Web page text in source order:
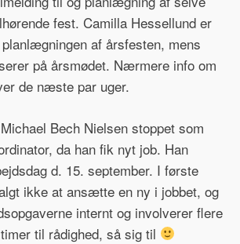
fest. Camilla Hessellund er
af årsfesten, mens
på årsmødet. Nærmere info om
de næste par uger.
Bech Nielsen stoppet som
da han fik nyt job. Han
d. 15. september. I første
ikke at ansætte en ny i jobbet, og
internt og involverer flere
til rådighed, så sig til